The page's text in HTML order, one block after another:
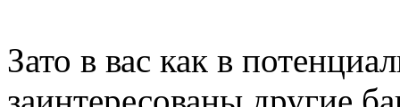
Зато в вас как в